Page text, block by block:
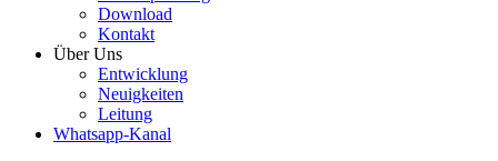
Download
Kontakt
Über Uns
Entwicklung
Neuigkeiten
Leitung
Whatsapp-Kanal